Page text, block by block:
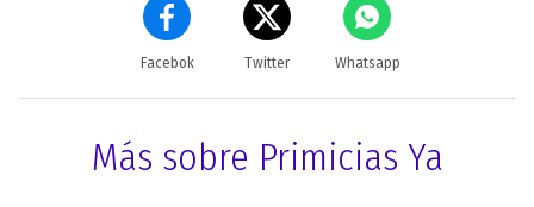
Facebok Twitter Whatsapp
Más sobre Primicias Ya